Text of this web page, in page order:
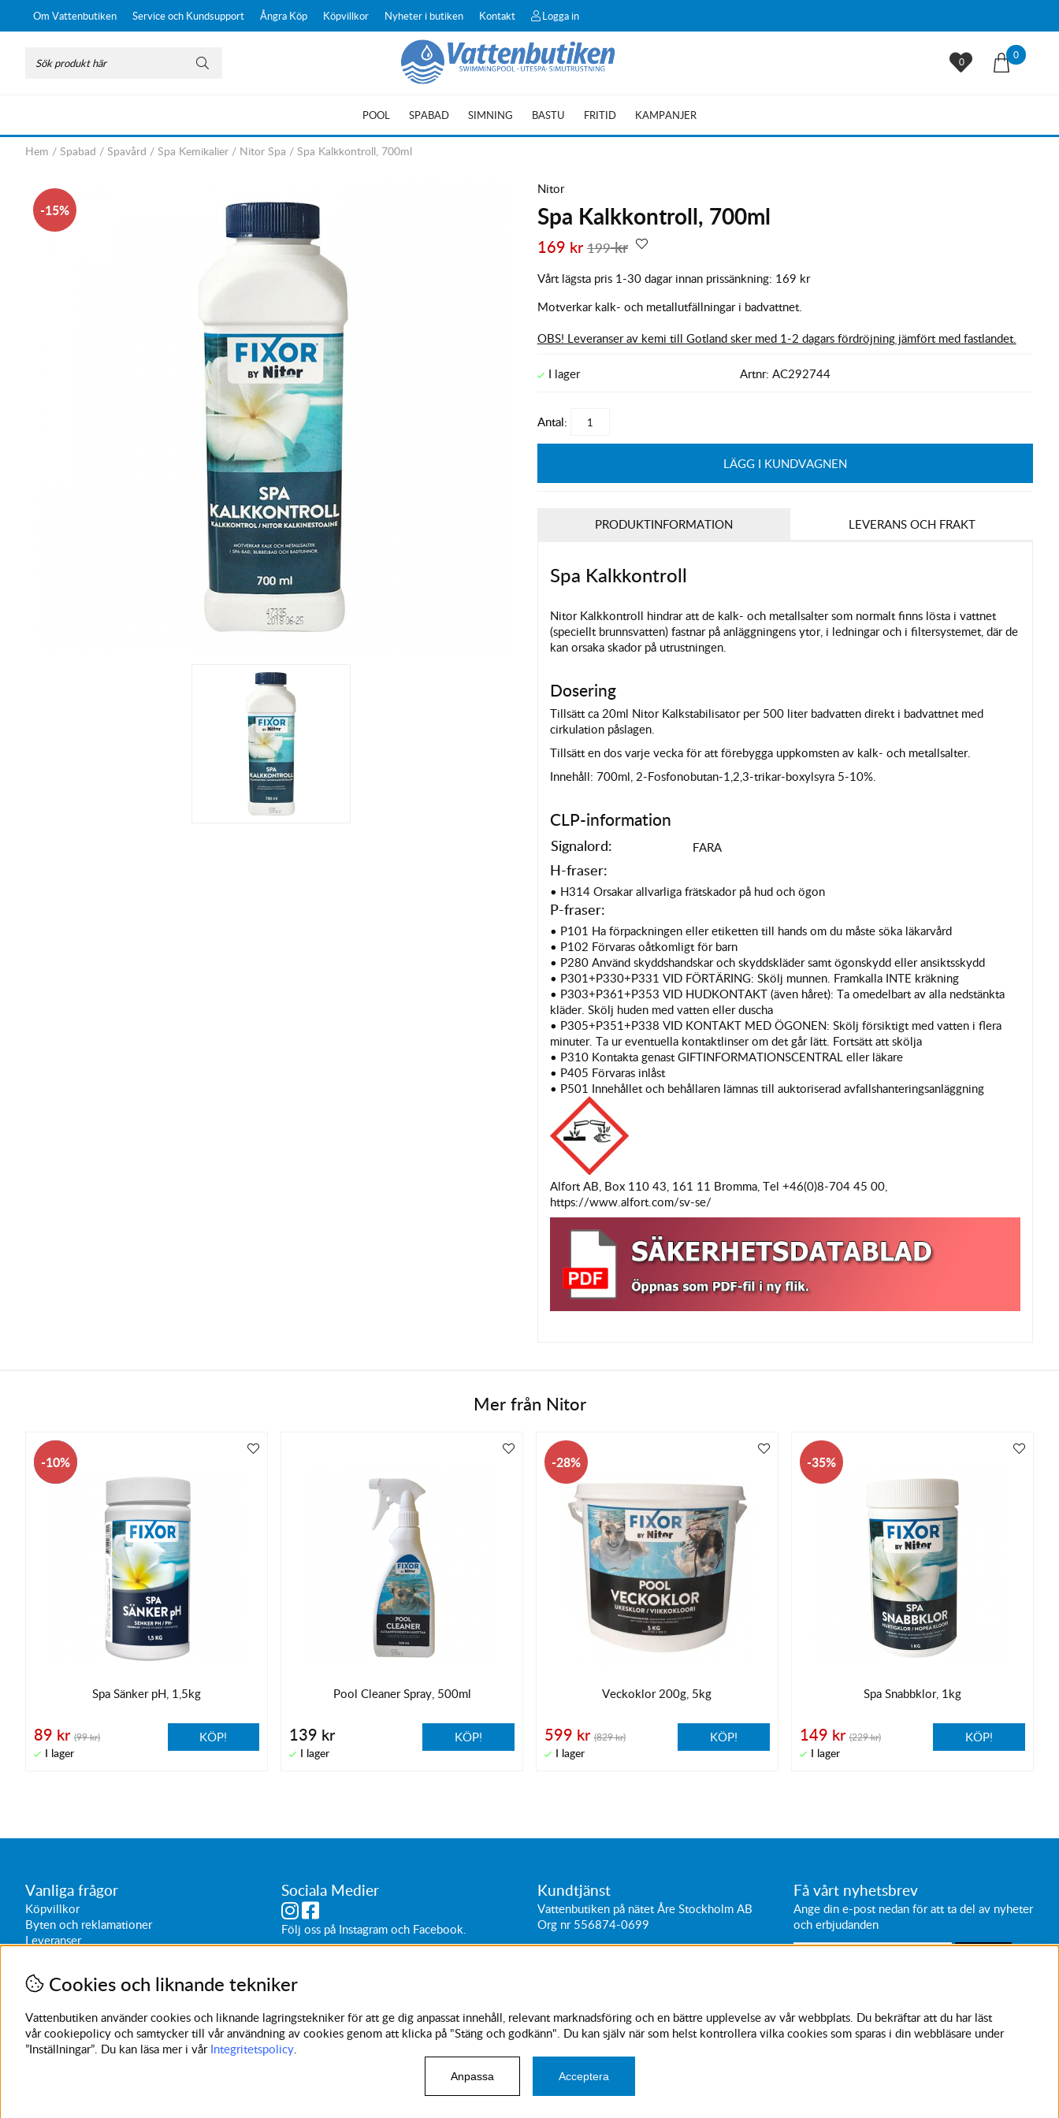
Om Vattenbutiken Service och Kundsupport Ångra Köp Köpvillkor Nyheter i butiken Kontakt Logga in
0
0
POOL SPABAD SIMNING BASTU FRITID KAMPANJER
Hem / Spabad / Spavård / Spa Kemikalier / Nitor Spa / Spa Kalkkontroll, 700ml
15
Nitor
Spa Kalkkontroll, 700ml
199kr
169 kr
Vårt lägsta pris 1-30 dagar innan prissänkning: 169 kr
Motverkar kalk- och metallutfällningar i badvattnet.
OBS! Leveranser av kemi till Gotland sker med 1-2 dagars fördröjning jämfört med fastlandet.
Artnr: AC292744
Antal:
LÄGG I KUNDVAGNEN
PRODUKTINFORMATION
Spa Kalkkontroll
Nitor Kalkkontroll hindrar att de kalk- och metallsalter som normalt finns lösta i vattnet
(speciellt brunnsvatten) fastnar på anläggningens ytor, i ledningar och i filtersystemet, där de
kan orsaka skador på utrustningen.
Dosering
Tillsätt ca 20ml Nitor Kalkstabilisator per 500 liter badvatten direkt i badvattnet med
cirkulation påslagen.
Tillsätt en dos varje vecka för att förebygga uppkomsten av kalk- och metallsalter.
Innehåll: 700ml, 2-Fosfonobutan-1,2,3-trikar-boxylsyra 5-10%.
CLP-information
Signalord: FARA
H-fraser:
• H314 Orsakar allvarliga frätskador på hud och ögon
P-fraser:
• P101 Ha förpackningen eller etiketten till hands om du måste söka läkarvård
• P102 Förvaras oåtkomligt för barn
• P280 Använd skyddshandskar och skyddskläder samt ögonskydd eller ansiktsskydd
• P301+P330+P331 VID FÖRTÄRING: Skölj munnen. Framkalla INTE kräkning
• P303+P361+P353 VID HUDKONTAKT (även håret): Ta omedelbart av alla nedstänkta
kläder. Skölj huden med vatten eller duscha
• P305+P351+P338 VID KONTAKT MED ÖGONEN: Skölj försiktigt med vatten i flera
minuter. Ta ur eventuella kontaktlinser om det går lätt. Fortsätt att skölja
• P310 Kontakta genast GIFTINFORMATIONSCENTRAL eller läkare
• P405 Förvaras inlåst
• P501 Innehållet och behållaren lämnas till auktoriserad avfallshanteringsanläggning
Alfort AB, Box 110 43, 161 11 Bromma, Tel +46(0)8-704 45 00,
https://www.alfort.com/sv-se/
LEVERANS OCH FRAKT
Mer från Nitor
10
Spa Sänker pH, 1,5kg
89 kr (99 kr) KÖP!
Pool Cleaner Spray, 500ml
139 kr KÖP!
28
Veckoklor 200g, 5kg
599 kr (829 kr) KÖP!
35
Spa Snabbklor, 1kg
149 kr (229 kr) KÖP!
Vanliga frågor
Köpvillkor
Byten och reklamationer
Leveranser
Sociala Medier
Följ oss på Instagramoch Facebook.
Lördagar 10-16
Kundtjänst
Vattenbutiken på nätet Åre Stockholm AB
Org nr 556874-0699
kundtjanst@vattenbutiken.se
Få vårt nyhetsbrev
Ange din e-post nedan för att ta del av nyheter
och erbjudanden
© 2023 Vattenbutiken. Vi använder cookies -
Cookies och liknande tekniker
Vattenbutiken använder cookies och liknande lagringstekniker för att ge dig anpassat innehåll, relevant marknadsföring och en bättre upplevelse av vår webbplats. Du bekräftar att du har läst
vår cookiepolicy och samtycker till vår användning av cookies genom att klicka på "Stäng och godkänn". Du kan själv när som helst kontrollera vilka cookies som sparas i din webbläsare under
”Inställningar”. Du kan läsa mer i vår Integritetspolicy.
Anpassa Acceptera